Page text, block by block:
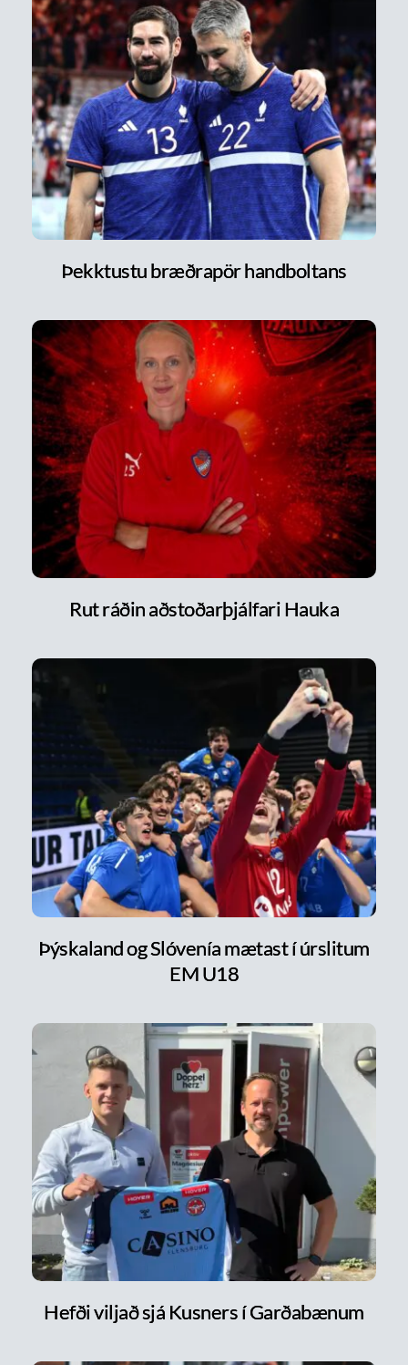
Þekktustu bræðrapör handboltans
Rut ráðin aðstoðarþjálfari Hauka
Þýskaland og Slóvenía mætast í úrslitum
EM U18
Hefði viljað sjá Kusners í Garðabænum